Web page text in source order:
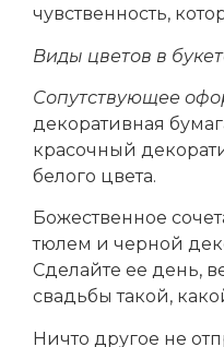
чувственность,
Виды цветов в
Сопутствующее
декоративная
красочный
белого цвета.
Божественное
тюлем и черной
Сделайте ее день,
свадьбы такой,
Ничто другое не